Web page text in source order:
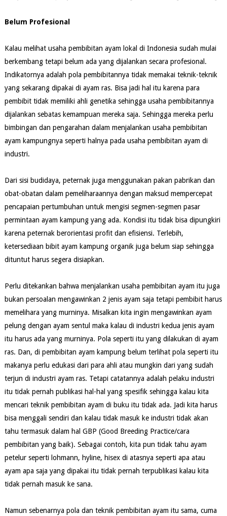
Belum Profesional
Kalau melihat usaha pembibitan ayam lokal di Indonesia sudah mulai
berkembang tetapi belum ada yang dijalankan secara profesional.
Indikatornya adalah pola pembibitannya tidak memakai teknik-teknik
yang sekarang dipakai di ayam ras. Bisa jadi hal itu karena para
pembibit tidak memiliki ahli genetika sehingga usaha pembibitannya
dijalankan sebatas kemampuan mereka saja. Sehingga mereka perlu
bimbingan dan pengarahan dalam menjalankan usaha pembibitan
ayam kampungnya seperti halnya pada usaha pembibitan ayam di
industri.
Dari sisi budidaya, peternak juga menggunakan pakan pabrikan dan
obat-obatan dalam pemeliharaannya dengan maksud mempercepat
pencapaian pertumbuhan untuk mengisi segmen-segmen pasar
permintaan ayam kampung yang ada. Kondisi itu tidak bisa dipungkiri
karena peternak berorientasi profit dan efisiensi. Terlebih,
ketersediaan bibit ayam kampung organik juga belum siap sehingga
dituntut harus segera disiapkan.
Perlu ditekankan bahwa menjalankan usaha pembibitan ayam itu juga
bukan persoalan mengawinkan 2 jenis ayam saja tetapi pembibit harus
memelihara yang murninya. Misalkan kita ingin mengawinkan ayam
pelung dengan ayam sentul maka kalau di industri kedua jenis ayam
itu harus ada yang murninya. Pola seperti itu yang dilakukan di ayam
ras. Dan, di pembibitan ayam kampung belum terlihat pola seperti itu
makanya perlu edukasi dari para ahli atau mungkin dari yang sudah
terjun di industri ayam ras. Tetapi catatannya adalah pelaku industri
itu tidak pernah publikasi hal-hal yang spesifik sehingga kalau kita
mencari teknik pembibitan ayam di buku itu tidak ada. Jadi kita harus
bisa menggali sendiri dan kalau tidak masuk ke industri tidak akan
tahu termasuk dalam hal GBP (Good Breeding Practice/cara
pembibitan yang baik). Sebagai contoh, kita pun tidak tahu ayam
petelur seperti lohmann, hyline, hisex di atasnya seperti apa atau
ayam apa saja yang dipakai itu tidak pernah terpublikasi kalau kita
tidak pernah masuk ke sana.
Namun sebenarnya pola dan teknik pembibitan ayam itu sama, cuma